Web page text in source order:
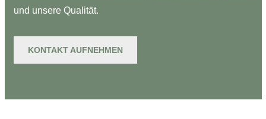
und unsere Qualität.
KONTAKT AUFNEHMEN